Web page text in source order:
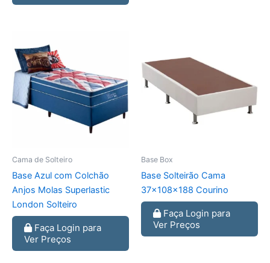
Cama de Solteiro
Base Azul com Colchão
Anjos Molas Superlastic
London Solteiro
Faça Login para
Ver Preços
Base Box
Base Solteirão Cama
37x108x188 Courino
Faça Login para
Ver Preços